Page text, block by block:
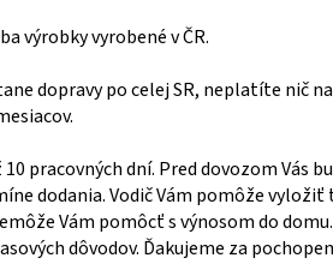
výrobky vyrobené v ČR.
dopravy po celej SR, neplatíte nič
pracovných dní. Pred dovozom Vás
dodania. Vodič Vám pomôže vyložiť
Vám pomôcť s výnosom do domu.
dôvodov. Ďakujeme za